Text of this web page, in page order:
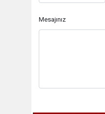
Mesajınız